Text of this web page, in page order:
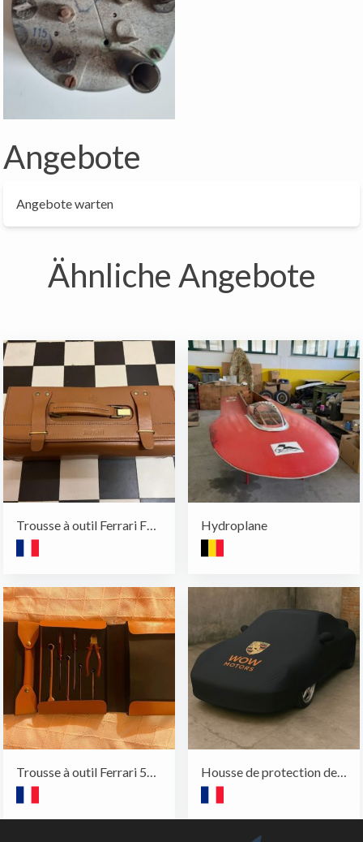
Angebote
Angebote warten
Ähnliche Angebote
Trousse à outil Ferrari F355 Hydroplane
Trousse à outil Ferrari 550 Maranello Housse de protection de votre automobile